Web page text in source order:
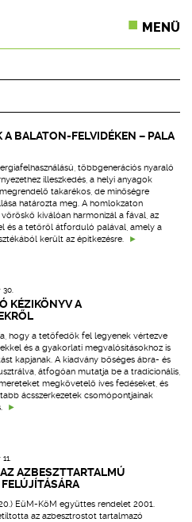
MENÜ
SEGÉDLETEK
A BALATON-FELVIDÉKEN – PALA
többgenerációs nyaraló
illeszkedés, a helyi anyagok
takarékos, de minőségre
határozta meg. A homlokzaton
kiválóan harmonizál a fával, az
és a tetőről átforduló palával, amely a
került az építkezésre.
KÉZIKÖNYV A
hogy a tetőfedők fel legyenek vértezve
és a gyakorlati megvalósításokhoz is
kapjanak. A kiadvány bőséges ábra- és
átfogóan mutatja be a tradicionális,
megkövetelő íves fedéseket, és
ácsszerkezetek csomópontjainak
AZBESZTTARTALMÚ
EüM-KöM együttes rendelet 2001.
az azbesztrostot tartalmazó